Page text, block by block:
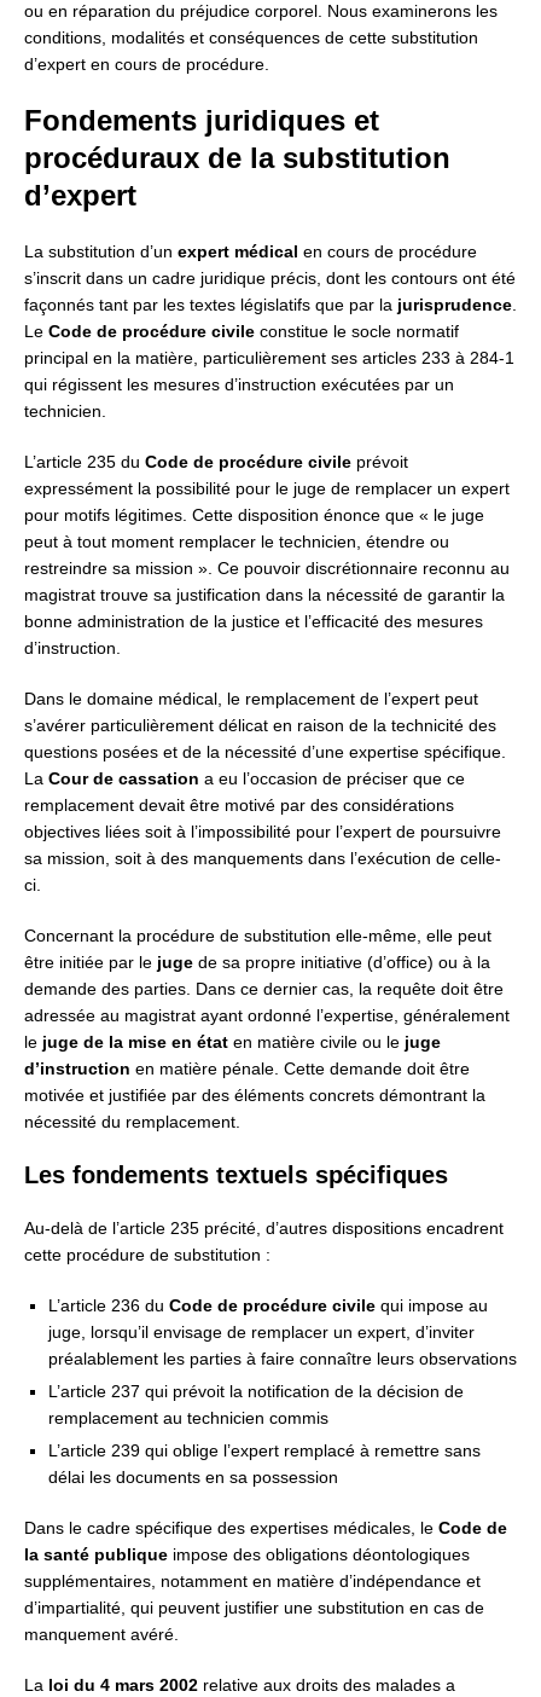
ou en réparation du préjudice corporel. Nous examinerons les
conditions, modalités et conséquences de cette substitution
d’expert en cours de procédure.
Fondements juridiques et
procéduraux de la substitution
d’expert
La substitution d’un expert médical en cours de procédure
s’inscrit dans un cadre juridique précis, dont les contours ont été
façonnés tant par les textes législatifs que par la jurisprudence
Le Code de procédure civile constitue le socle normatif
principal en la matière, particulièrement ses articles 233 à 284-1
qui régissent les mesures d’instruction exécutées par un
technicien.
L’article 235 du Code de procédure civile prévoit
expressément la possibilité pour le juge de remplacer un expert
pour motifs légitimes. Cette disposition énonce que « le juge
peut à tout moment remplacer le technicien, étendre ou
restreindre sa mission ». Ce pouvoir discrétionnaire reconnu au
magistrat trouve sa justification dans la nécessité de garantir la
bonne administration de la justice et l’efficacité des mesures
d’instruction.
Dans le domaine médical, le remplacement de l’expert peut
s’avérer particulièrement délicat en raison de la technicité des
questions posées et de la nécessité d’une expertise spécifique.
La Cour de cassation a eu l’occasion de préciser que ce
remplacement devait être motivé par des considérations
objectives liées soit à l’impossibilité pour l’expert de poursuivre
sa mission, soit à des manquements dans l’exécution de celle-
ci.
Concernant la procédure de substitution elle-même, elle peut
être initiée par le juge de sa propre initiative (d’office) ou à la
demande des parties. Dans ce dernier cas, la requête doit être
adressée au magistrat ayant ordonné l’expertise, généralement
le juge de la mise en état en matière civile ou le juge
d’instruction en matière pénale. Cette demande doit être
motivée et justifiée par des éléments concrets démontrant la
nécessité du remplacement.
Les fondements textuels spécifiques
Au-delà de l’article 235 précité, d’autres dispositions encadrent
cette procédure de substitution :
L’article 236 du Code de procédure civile qui impose au
juge, lorsqu’il envisage de remplacer un expert, d’inviter
préalablement les parties à faire connaître leurs observations
L’article 237 qui prévoit la notification de la décision de
remplacement au technicien commis
L’article 239 qui oblige l’expert remplacé à remettre sans
délai les documents en sa possession
Dans le cadre spécifique des expertises médicales, le Code de
la santé publique impose des obligations déontologiques
supplémentaires, notamment en matière d’indépendance et
d’impartialité, qui peuvent justifier une substitution en cas de
manquement avéré.
La loi du 4 mars 2002 relative aux droits des malades a